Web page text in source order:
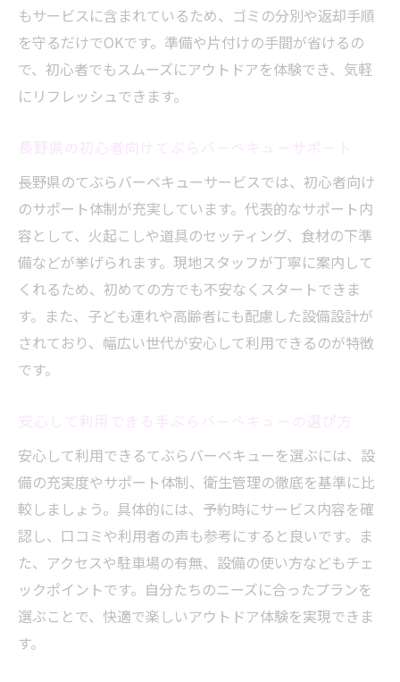
もサービスに含まれているため、ゴミの分別や返却手順
を守るだけでOKです。準備や片付けの手間が省けるの
で、初心者でもスムーズにアウトドアを体験でき、気軽
にリフレッシュできます。
長野県のてぶらバーベキューサービスでは、初心者向け
のサポート体制が充実しています。代表的なサポート内
容として、火起こしや道具のセッティング、食材の下準
備などが挙げられます。現地スタッフが丁寧に案内して
くれるため、初めての方でも不安なくスタートできま
す。また、子ども連れや高齢者にも配慮した設備設計が
されており、幅広い世代が安心して利用できるのが特徴
です。
安心して利用できるてぶらバーベキューを選ぶには、設
備の充実度やサポート体制、衛生管理の徹底を基準に比
較しましょう。具体的には、予約時にサービス内容を確
認し、口コミや利用者の声も参考にすると良いです。ま
た、アクセスや駐車場の有無、設備の使い方などもチェ
ックポイントです。自分たちのニーズに合ったプランを
選ぶことで、快適で楽しいアウトドア体験を実現できま
す。